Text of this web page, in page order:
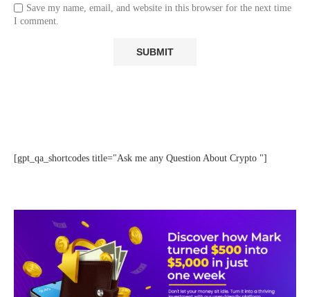
Save my name, email, and website in this browser for the next time
I comment.
[gpt_qa_shortcodes title="Ask me any Question About Crypto "]